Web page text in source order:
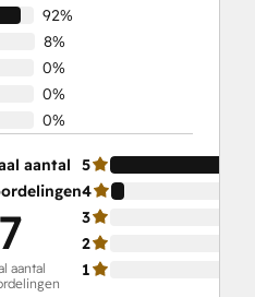
92%
8%
0%
0%
0%
aantal
aantal
5
4
3
2
1